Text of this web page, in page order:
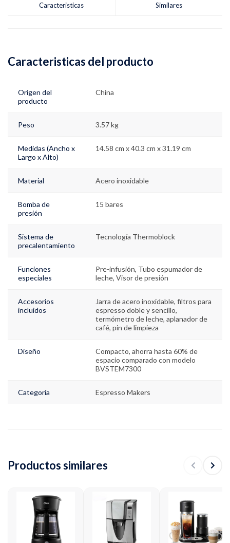
Caracteristicas Similares
Caracteristicas del producto
Origen del
producto
China
Peso 3.57 kg
Medidas (Ancho x
Largo x Alto)
14.58 cm x 40.3 cm x 31.19 cm
Material Acero inoxidable
Bomba de
presión
15 bares
Sistema de
precalentamiento
Tecnología Thermoblock
Funciones
especiales
Pre-infusión, Tubo espumador de
leche, Visor de presión
Accesorios
incluidos
Jarra de acero inoxidable, filtros para
espresso doble y sencillo,
termómetro de leche, aplanador de
café, pin de limpieza
Diseño
Compacto, ahorra hasta 60% de
espacio comparado con modelo
BVSTEM7300
Categoría Espresso Makers
Productos similares